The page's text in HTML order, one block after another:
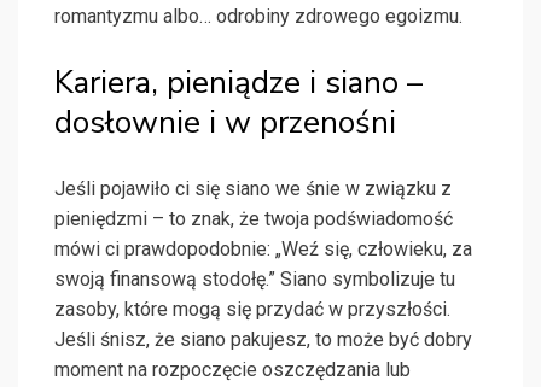
romantyzmu albo… odrobiny zdrowego egoizmu.
Kariera, pieniądze i siano –
dosłownie i w przenośni
Jeśli pojawiło ci się siano we śnie w związku z
pieniędzmi – to znak, że twoja podświadomość
mówi ci prawdopodobnie: „Weź się, człowieku, za
swoją finansową stodołę.” Siano symbolizuje tu
zasoby, które mogą się przydać w przyszłości.
Jeśli śnisz, że siano pakujesz, to może być dobry
moment na rozpoczęcie oszczędzania lub